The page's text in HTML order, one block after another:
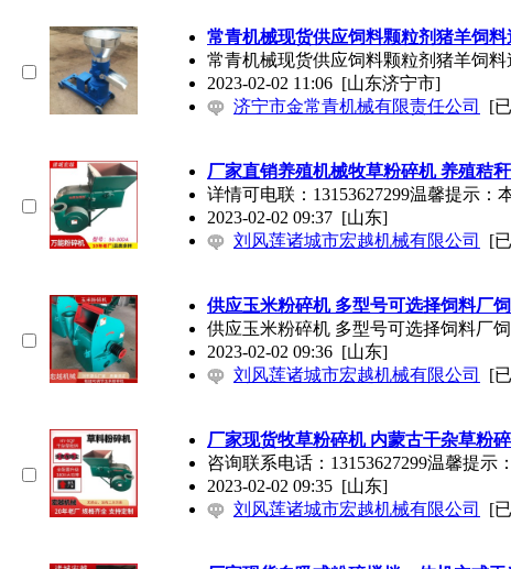
常青机械现货供应饲料颗粒剂猪羊饲
常青机械现货供应饲料颗粒剂猪羊饲
2023-02-02 11:06 [山东济宁市]
济宁市金常青机械有限责任公司
[
厂家直销养殖机械牧草粉碎机 养殖秸
详情可电联：13153627299温馨提示
2023-02-02 09:37 [山东]
刘风莲诸城市宏越机械有限公司
[
供应玉米粉碎机 多型号可选择饲料厂
供应玉米粉碎机 多型号可选择饲料厂
2023-02-02 09:36 [山东]
刘风莲诸城市宏越机械有限公司
[
厂家现货牧草粉碎机 内蒙古干杂草粉
咨询联系电话：13153627299温馨提
2023-02-02 09:35 [山东]
刘风莲诸城市宏越机械有限公司
[